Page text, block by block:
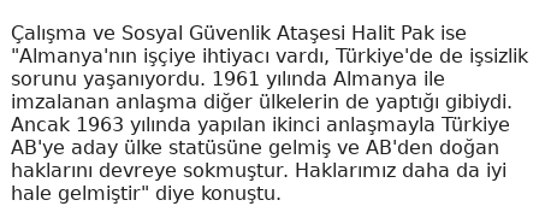
Çalışma ve Sosyal Güvenlik Ataşesi Halit Pak ise
"Almanya'nın işçiye ihtiyacı vardı, Türkiye'de de işsizlik
sorunu yaşanıyordu. 1961 yılında Almanya ile
imzalanan anlaşma diğer ülkelerin de yaptığı gibiydi.
Ancak 1963 yılında yapılan ikinci anlaşmayla Türkiye
AB'ye aday ülke statüsüne gelmiş ve AB'den doğan
haklarını devreye sokmuştur. Haklarımız daha da iyi
hale gelmiştir" diye konuştu.